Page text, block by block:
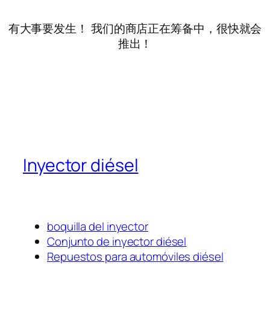
有大事要发生！ 我们的商店正在筹备中，很快就会
推出！
Inyector diésel
boquilla del inyector
Conjunto de inyector diésel
Repuestos para automóviles diésel